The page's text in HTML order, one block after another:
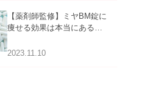
【薬剤師監修】ミヤBM錠に
痩せる効果は本当にある
2023.11.10